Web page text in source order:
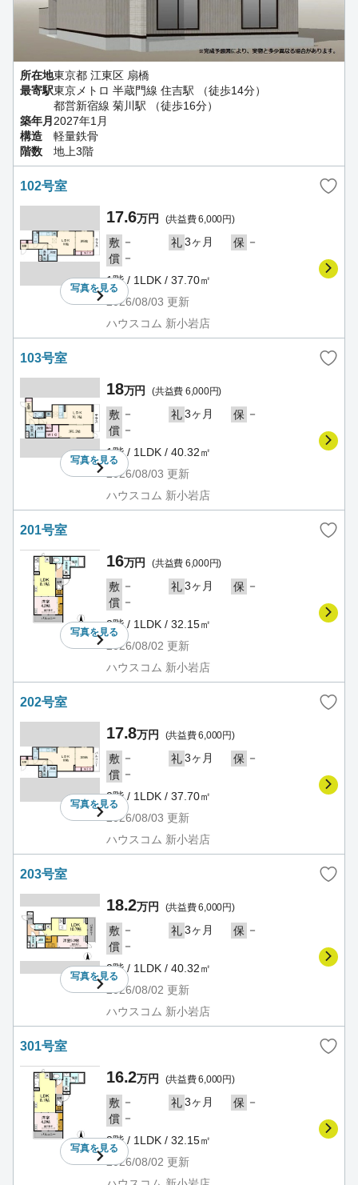
所在地東京都 江東区 扇橋
最寄駅東京メトロ 半蔵門線 住吉駅 （徒歩14分）
都営新宿線 菊川駅 （徒歩16分）
築年月 2027年1月
構造
軽量鉄骨
階数
地上3階
102号室
写真を見る
17.6万円 (共益費 6,000円)
敷 － 礼3ヶ月 保 －
償 －
1階 / 1LDK / 37.70㎡
2026/08/03 更新
ハウスコム 新小岩店
103号室
写真を見る
18万円 (共益費 6,000円)
敷 － 礼3ヶ月 保 －
償 －
1階 / 1LDK / 40.32㎡
2026/08/03 更新
ハウスコム 新小岩店
201号室
写真を見る
16万円 (共益費 6,000円)
敷 － 礼3ヶ月 保 －
償 －
2階 / 1LDK / 32.15㎡
2026/08/02 更新
ハウスコム 新小岩店
202号室
写真を見る
17.8万円 (共益費 6,000円)
敷 － 礼3ヶ月 保 －
償 －
2階 / 1LDK / 37.70㎡
2026/08/03 更新
ハウスコム 新小岩店
203号室
写真を見る
18.2万円 (共益費 6,000円)
敷 － 礼3ヶ月 保 －
償 －
2階 / 1LDK / 40.32㎡
2026/08/02 更新
ハウスコム 新小岩店
301号室
写真を見る
16.2万円 (共益費 6,000円)
敷 － 礼3ヶ月 保 －
償 －
3階 / 1LDK / 32.15㎡
2026/08/02 更新